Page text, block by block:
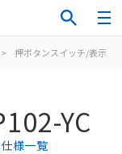
> 押ボタンスイッチ/表示灯
YC
様一覧